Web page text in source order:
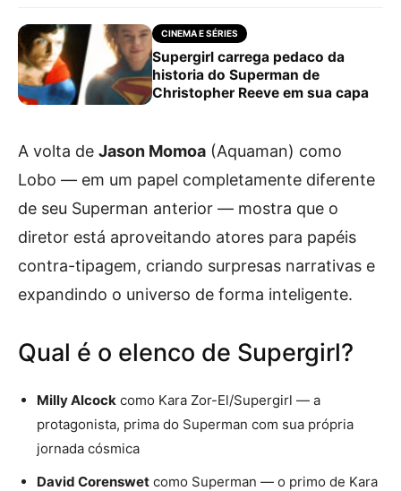
CINEMA E SÉRIES
Supergirl carrega pedaco da
historia do Superman de
Christopher Reeve em sua capa
A volta de Jason Momoa (Aquaman) como
Lobo — em um papel completamente diferente
de seu Superman anterior — mostra que o
diretor está aproveitando atores para papéis
contra-tipagem, criando surpresas narrativas e
expandindo o universo de forma inteligente.
Qual é o elenco de Supergirl?
Milly Alcock como Kara Zor-El/Supergirl — a
protagonista, prima do Superman com sua própria
jornada cósmica
David Corenswet como Superman — o primo de Kara